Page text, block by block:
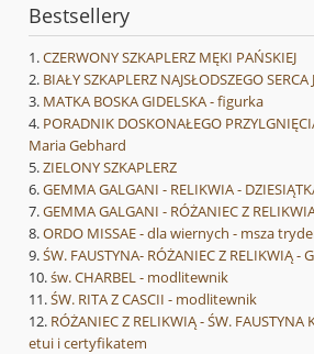
Bestsellery
CZERWONY SZKAPLERZ MĘKI PAŃSKIEJ
BIAŁY SZKAPLERZ NAJSŁODSZEGO SERCA
MATKA BOSKA GIDELSKA - figurka
PORADNIK DOSKONAŁEGO
Maria Gebhard
ZIELONY SZKAPLERZ
GEMMA GALGANI - RELIKWIA -
GEMMA GALGANI - RÓŻANIEC Z
ORDO MISSAE - dla wiernych - msza
ŚW. FAUSTYNA- RÓŻANIEC Z RELIKWIĄ -
św. CHARBEL - modlitewnik
ŚW. RITA Z CASCII - modlitewnik
RÓŻANIEC Z RELIKWIĄ - ŚW.
etui i certyfikatem